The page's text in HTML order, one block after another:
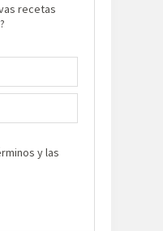
recetas
y las